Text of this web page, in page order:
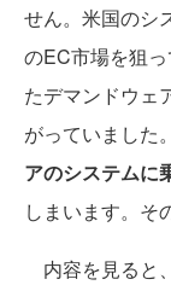
せん。米国のシ
のEC市場を狙
たデマンドウェ
がっていました。
アのシステムに
しまいます。そ
内容を見ると